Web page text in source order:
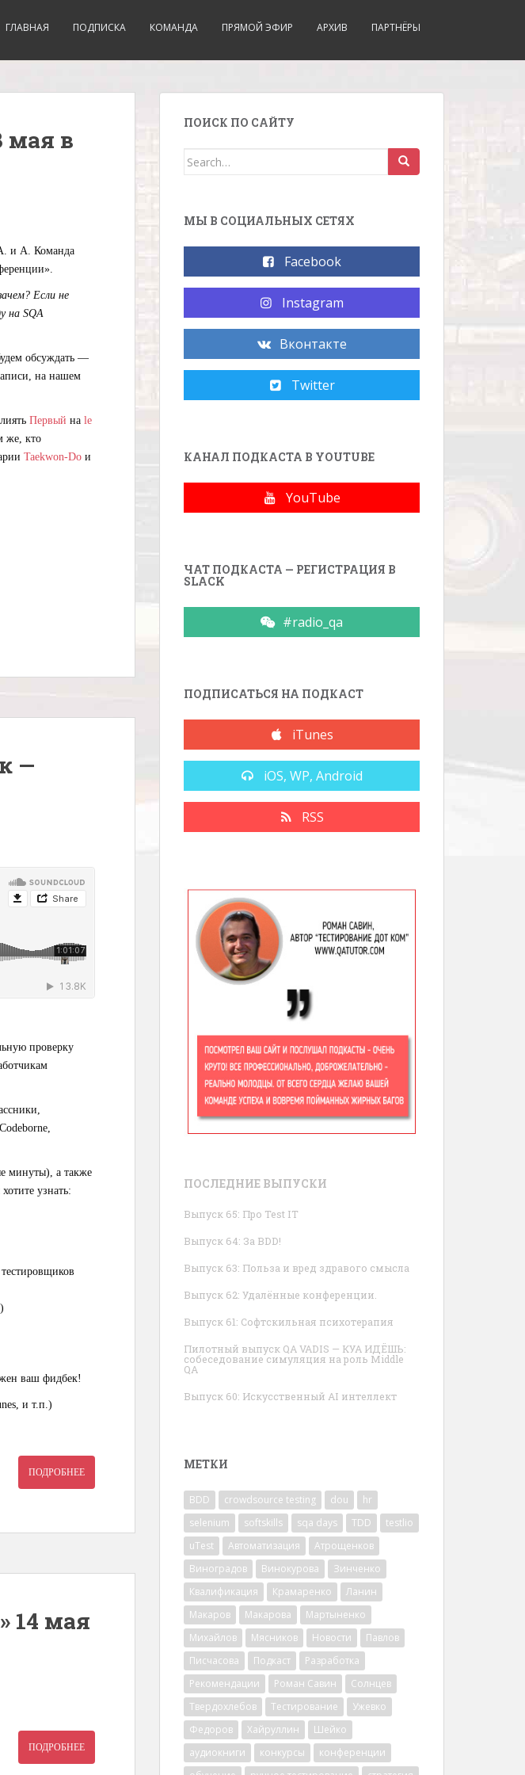
ГЛАВНАЯ ПОДПИСКА КОМАНДА ПРЯМОЙ ЭФИР АРХИВ ПАРТНЁРЫ
мая в
и А. Команда
Если не
на SQA
обсуждать —
на нашем
Первый на le
же, кто
Taekwon-Do и
—
проверку
минуты), а также
узнать:
ваш фидбек!
и т.п.)
ПОДРОБНЕЕ
14 мая
ПОДРОБНЕЕ
ПОИСК ПО САЙТУ
Search for:
МЫ В СОЦИАЛЬНЫХ СЕТЯХ
Facebook
Instagram
Вконтакте
Twitter
КАНАЛ ПОДКАСТА В YOUTUBE
YouTube
ЧАТ ПОДКАСТА — РЕГИСТРАЦИЯ В
SLACK
#radio_qa
ПОДПИСАТЬСЯ НА ПОДКАСТ
iTunes
iOS, WP, Android
RSS
ПОСЛЕДНИЕ ВЫПУСКИ
Выпуск 65: Про Test IT
Выпуск 64: За BDD!
Выпуск 63: Польза и вред здравого смысла
Выпуск 62: Удалённые конференции.
Выпуск 61: Софтскильная психотерапия
Пилотный выпуск QA VADIS — КУА ИДЁШЬ:
собеседование симуляция на роль Middle
QA
Выпуск 60: Искусственный AI интеллект
МЕТКИ
BDD crowdsource testing dou
hr
selenium
softskills sqa days TDD
testlio
uTest
Автоматизация
Атрощенков
Виноградов
Винокурова
Зинченко
Квалификация
Крамаренко
Ланин
Макаров
Макарова
Мартыненко
Михайлов
Мясников Новости
Павлов
Писчасова
Подкаст
Разработка
Рекомендации
Роман Савин
Солнцев
Твердохлебов
Тестирование
Ужевко
Федоров
Хайруллин
Шейко
аудиокниги
конкурсы
конференции